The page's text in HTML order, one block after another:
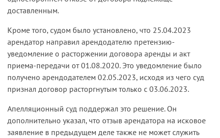
доставленным.
Кроме того, судом было установлено, что 25.04.2023
арендатор направил арендодателю претензию-
уведомление о расторжении договора аренды и акт
приема-передачи от 01.08.2020. Это уведомление было
получено арендодателем 02.05.2023, исходя из чего суд
признал договор расторгнутым только с 03.06.2023.
Апелляционный суд поддержал это решение. Он
дополнительно указал, что отзыв арендатора на исковое
заявление в предыдущем деле также не может служить